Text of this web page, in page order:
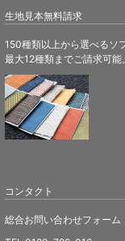
生地見本無料請求
150種類以上から選べるソ
最大12種類までご請求可能。
コンタクト
総合お問い合わせフォーム
TEL 0120-796-016